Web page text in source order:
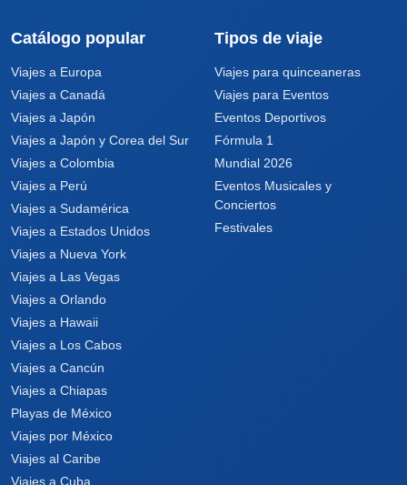
Catálogo popular
Viajes a Europa
Viajes a Canadá
Viajes a Japón
Viajes a Japón y Corea del Sur
Viajes a Colombia
Viajes a Perú
Viajes a Sudamérica
Viajes a Estados Unidos
Viajes a Nueva York
Viajes a Las Vegas
Viajes a Orlando
Viajes a Hawaii
Viajes a Los Cabos
Viajes a Cancún
Viajes a Chiapas
Playas de México
Viajes por México
Viajes al Caribe
Viajes a Cuba
Tipos de viaje
Viajes para quinceaneras
Viajes para Eventos
Eventos Deportivos
Fórmula 1
Mundial 2026
Eventos Musicales y
Conciertos
Festivales